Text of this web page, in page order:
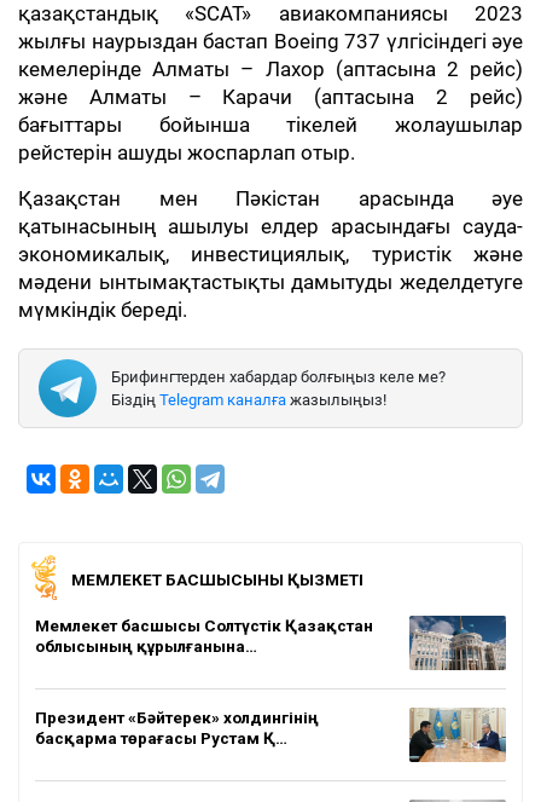
қазақстандық «SCAT» авиакомпаниясы 2023
жылғы наурыздан бастап Воеіпg 737 үлгісіндегі әуе
кемелерінде Алматы – Лахор (аптасына 2 рейс)
және Алматы – Карачи (аптасына 2 рейс)
бағыттары бойынша тікелей жолаушылар
рейстерін ашуды жоспарлап отыр.
Қазақстан мен Пәкістан арасында әуе
қатынасының ашылуы елдер арасындағы сауда-
экономикалық, инвестициялық, туристік және
мәдени ынтымақтастықты дамытуды жеделдетуге
мүмкіндік береді.
Брифингтерден хабардар болғыңыз келе ме?
Біздің Telegram каналға жазылыңыз!
МЕМЛЕКЕТ БАСШЫСЫНЫҢ ҚЫЗМЕТІ
Мемлекет басшысы Солтүстік Қазақстан
облысының құрылғанына…
Президент «Бәйтерек» холдингінің
басқарма төрағасы Рустам Қ…